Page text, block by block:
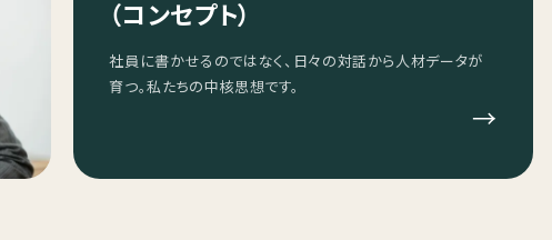
（コンセプト）
社員に書かせるのではなく、日々の対話から人材データが
育つ。私たちの中核思想です。
→